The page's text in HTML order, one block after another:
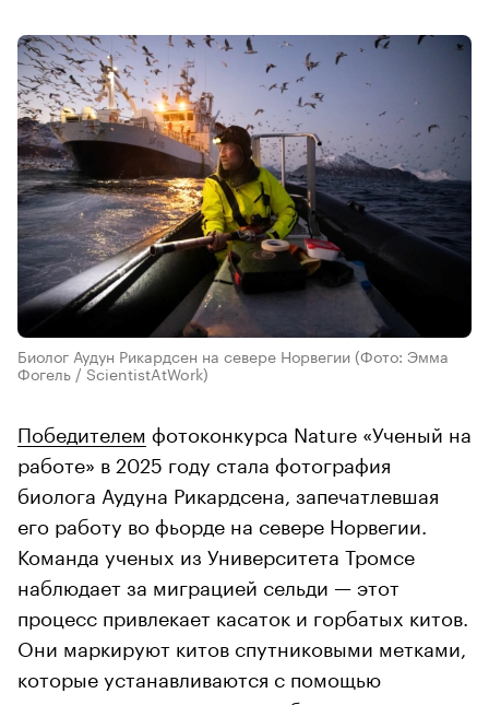
Биолог Аудун Рикардсен на севере Норвегии (Фото: Эмма
Фогель / ScientistAtWork)
Победителем фотоконкурса Nature «Ученый на
работе» в 2025 году стала фотография
биолога Аудуна Рикардсена, запечатлевшая
его работу во фьорде на севере Норвегии.
Команда ученых из Университета Тромсе
наблюдает за миграцией сельди — этот
процесс привлекает касаток и горбатых китов.
Они маркируют китов спутниковыми метками,
которые устанавливаются с помощью